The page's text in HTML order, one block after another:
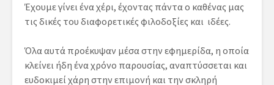
Έχουμε γίνει ένα χέρι, έχοντας πάντα ο καθένας μας
τις δικές του διαφορετικές φιλοδοξίες και ιδέες.
Όλα αυτά προέκυψαν μέσα στην εφημερίδα, η οποία
κλείνει ήδη ένα χρόνο παρουσίας, αναπτύσσεται και
ευδοκιμεί χάρη στην επιμονή και την σκληρή